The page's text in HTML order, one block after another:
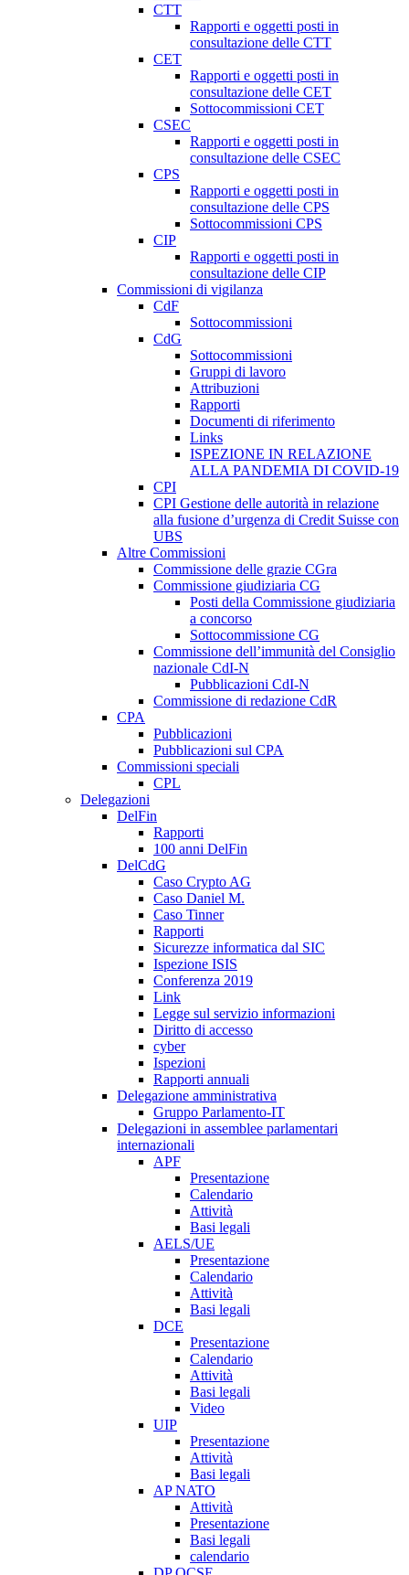
CTT
Rapporti e oggetti posti in
consultazione delle CTT
CET
Rapporti e oggetti posti in
consultazione delle CET
Sottocommissioni CET
CSEC
Rapporti e oggetti posti in
consultazione delle CSEC
CPS
Rapporti e oggetti posti in
consultazione delle CPS
Sottocommissioni CPS
CIP
Rapporti e oggetti posti in
consultazione delle CIP
Commissioni di vigilanza
CdF
Sottocommissioni
CdG
Sottocommissioni
Gruppi di lavoro
Attribuzioni
Rapporti
Documenti di riferimento
Links
ISPEZIONE IN RELAZIONE
ALLA PANDEMIA DI COVID-19
CPI
CPI Gestione delle autorità in relazione
alla fusione d’urgenza di Credit Suisse con
UBS
Altre Commissioni
Commissione delle grazie CGra
Commissione giudiziaria CG
Posti della Commissione giudiziaria
a concorso
Sottocommissione CG
Commissione dell’immunità del Consiglio
nazionale CdI-N
Pubblicazioni CdI-N
Commissione di redazione CdR
CPA
Pubblicazioni
Pubblicazioni sul CPA
Commissioni speciali
CPL
Delegazioni
DelFin
Rapporti
100 anni DelFin
DelCdG
Caso Crypto AG
Caso Daniel M.
Caso Tinner
Rapporti
Sicurezze informatica dal SIC
Ispezione ISIS
Conferenza 2019
Link
Legge sul servizio informazioni
Diritto di accesso
cyber
Ispezioni
Rapporti annuali
Delegazione amministrativa
Gruppo Parlamento-IT
Delegazioni in assemblee parlamentari
internazionali
APF
Presentazione
Calendario
Attività
Basi legali
AELS/UE
Presentazione
Calendario
Attività
Basi legali
DCE
Presentazione
Calendario
Attività
Basi legali
Video
UIP
Presentazione
Attività
Basi legali
AP NATO
Attività
Presentazione
Basi legali
calendario